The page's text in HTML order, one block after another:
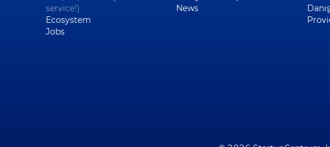
service!)
Ecosystem
Jobs
News